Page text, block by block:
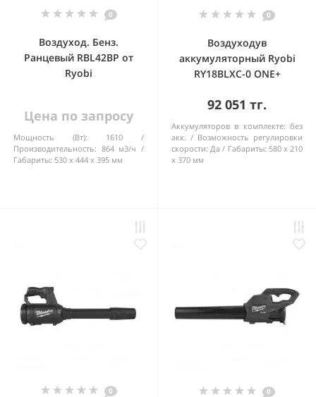
0
Воздуход. Бенз.
Ранцевый RBL42BP от
Ryobi
Цена по запросу
Мощность (Вт):
1610
Производительность: 864 м3/ч
Габариты: 530 х 444 х 395 мм
0
Воздуходув
аккумуляторный Ryobi
RY18BLXC-0 ONE+
92 051 тг.
Аккумуляторов в комплекте: без
акк.
Возможность регулировки
скорости: Да Габариты: 580 х 210
х 370 мм
0 0